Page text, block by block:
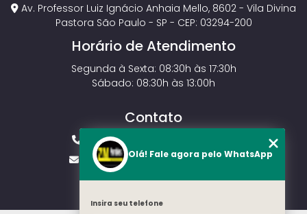
Av. Professor Luiz Ignácio Anhaia Mello, 8602 - Vila Divina
Pastora São Paulo - SP - CEP: 03294-200
Horário de Atendimento
Segunda à Sexta: 08:30h às 17:30h
Sábado: 08:30h às 13:00h
Contato
(11) 2143-4826
vendas.zmportoes@gmail.com
Olá! Fale agora pelo WhatsApp
Insira seu telefone